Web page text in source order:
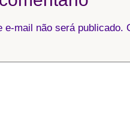
e-mail não será publicado.